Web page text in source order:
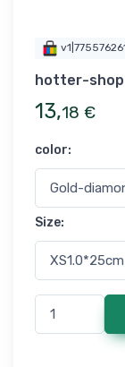
hotter-shop
13,18 €
color:
Size: